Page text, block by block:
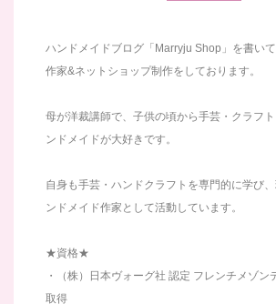
ハンドメイドブログ「Marryju Shop」を書い
作家&ネットショップ制作をしております。
母が洋裁講師で、子供の頃から手芸・クラフ
ンドメイドが大好きです。
自身も手芸・ハンドクラフトを専門的に学び
ンドメイド作家として活動しています。
★資格★
・（株）日本ヴォーグ社 認定 フレンチメゾン
取得